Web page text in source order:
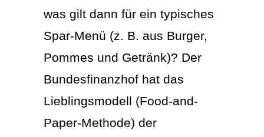
was gilt dann für ein typisches
Spar-Menü (z. B. aus Burger,
Pommes und Getränk)? Der
Bundesfinanzhof hat das
Lieblingsmodell (Food-and-
Paper-Methode) der